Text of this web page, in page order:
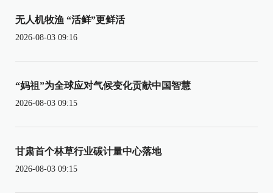
无人机牧渔 “活鲜”更鲜活
2026-08-03 09:16
“妈祖”为全球应对气候变化贡献中国智慧
2026-08-03 09:15
甘肃首个林草行业碳计量中心落地
2026-08-03 09:15